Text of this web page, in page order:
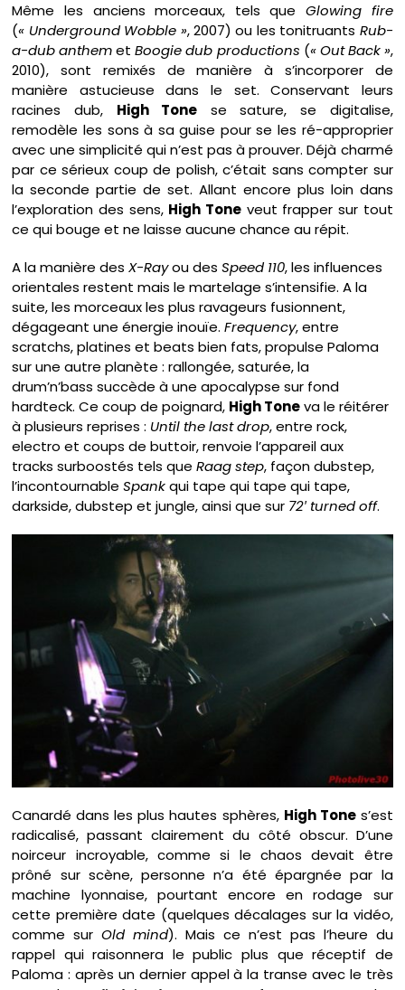
Même les anciens morceaux, tels que Glowing fire
(« Underground Wobble », 2007) ou les tonitruants Rub-
a-dub anthemetBoogie dub productions (« Out Back »,
2010), sont remixés de manière à s’incorporer de
manière astucieuse dans le set. Conservant leurs
racines dub, High Tone se sature, se digitalise,
remodèle les sons à sa guise pour se les ré-approprier
avec une simplicité qui n’est pas à prouver. Déjà charmé
par ce sérieux coup de polish, c’était sans compter sur
la seconde partie de set. Allant encore plus loin dans
l’exploration des sens, High Tone veut frapper sur tout
ce qui bouge et ne laisse aucune chance au répit.
A la manière desX-Rayou desSpeed 110, les influences
orientales restent mais le martelage s’intensifie. A la
suite, les morceaux les plus ravageurs fusionnent,
dégageant une énergie inouïe.Frequency, entre
scratchs, platines et beats bien fats, propulse Paloma
sur une autre planète : rallongée, saturée, la
drum’n’bass succède à une apocalypse sur fond
hardteck. Ce coup de poignard, High Toneva le réitérer
à plusieurs reprises : Until the last drop, entre rock,
electro et coups de buttoir, renvoie l’appareil aux
tracks surboostés tels queRaag step, façon dubstep,
l’incontournableSpankqui tape qui tape qui tape,
darkside, dubstep et jungle, ainsi que sur 72′ turned off.
Canardé dans les plus hautes sphères, High Tones’est
radicalisé, passant clairement du côté obscur. D’une
noirceur incroyable, comme si le chaos devait être
prôné sur scène, personne n’a été épargnée par la
machine lyonnaise, pourtant encore en rodage sur
cette première date (quelques décalages sur la vidéo,
comme surOld mind). Mais ce n’est pas l’heure du
rappel qui raisonnera le public plus que réceptif de
Paloma : après un dernier appel à la transe avec le très